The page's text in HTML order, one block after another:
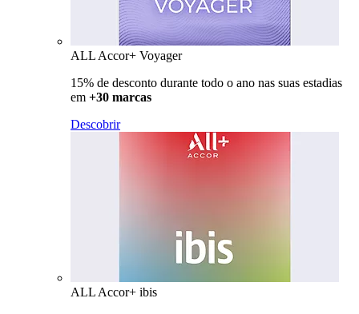
ALL Accor+ Voyager
15% de desconto durante todo o ano nas suas estadias
em +30 marcas
Descobrir
ALL Accor+ ibis